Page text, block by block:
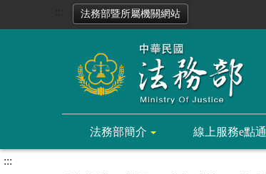
法務部暨所屬機關網站
法務部簡介 線上服務e點通
:::